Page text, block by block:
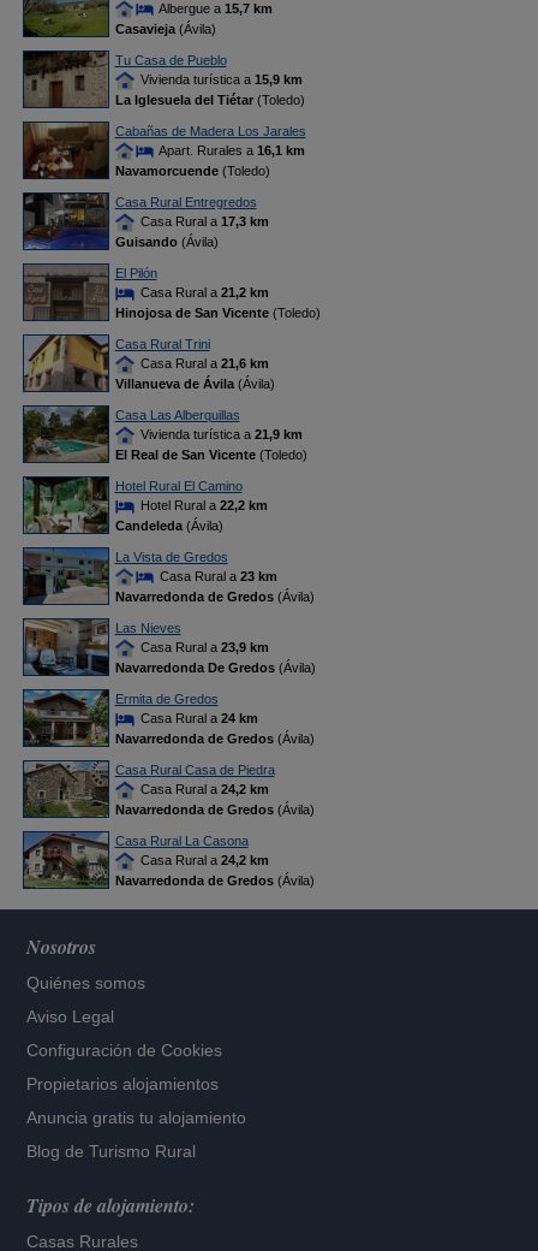
Albergue a 15,7 km
Casavieja(Ávila)
Tu Casa de Pueblo
Vivienda turística a 15,9 km
La Iglesuela del Tiétar(Toledo)
Cabañas de Madera Los Jarales
Apart. Rurales a 16,1 km
Navamorcuende(Toledo)
Casa Rural Entregredos
Casa Rural a 17,3 km
Guisando(Ávila)
El Pilón
Casa Rural a 21,2 km
Hinojosa de San Vicente(Toledo)
Casa Rural Trini
Casa Rural a 21,6 km
Villanueva de Ávila(Ávila)
Casa Las Alberquillas
Vivienda turística a 21,9 km
El Real de San Vicente(Toledo)
Hotel Rural El Camino
Hotel Rural a 22,2 km
Candeleda(Ávila)
La Vista de Gredos
Casa Rural a 23 km
Navarredonda de Gredos(Ávila)
Las Nieves
Casa Rural a 23,9 km
Navarredonda De Gredos(Ávila)
Ermita de Gredos
Casa Rural a 24 km
Navarredonda de Gredos(Ávila)
Casa Rural Casa de Piedra
Casa Rural a 24,2 km
Navarredonda de Gredos(Ávila)
Casa Rural La Casona
Casa Rural a 24,2 km
Navarredonda de Gredos(Ávila)
Nosotros
Quiénes somos
Aviso Legal
Configuración de Cookies
Propietarios alojamientos
Anuncia gratis tu alojamiento
Blog de Turismo Rural
Tipos de alojamiento:
Casas Rurales